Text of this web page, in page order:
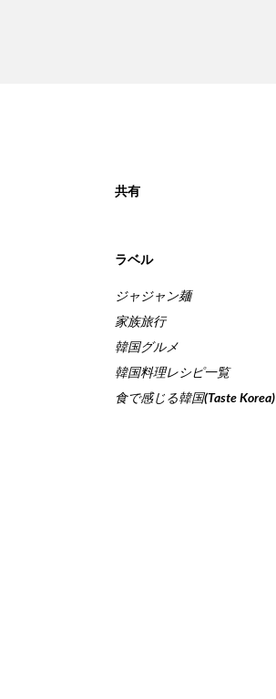
共有
ラベル
ジャジャン麺
家族旅行
韓国グルメ
韓国料理レシピ一覧
食で感じる韓国(Taste Korea)